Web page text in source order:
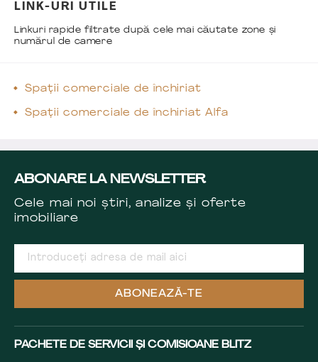
LINK-URI UTILE
Linkuri rapide filtrate după cele mai căutate zone și
numărul de camere
Spații comerciale de închiriat
Spații comerciale de închiriat Alfa
ABONARE LA NEWSLETTER
Cele mai noi știri, analize și oferte
imobiliare
ABONEAZĂ-TE
PACHETE DE SERVICII ȘI COMISIOANE BLITZ